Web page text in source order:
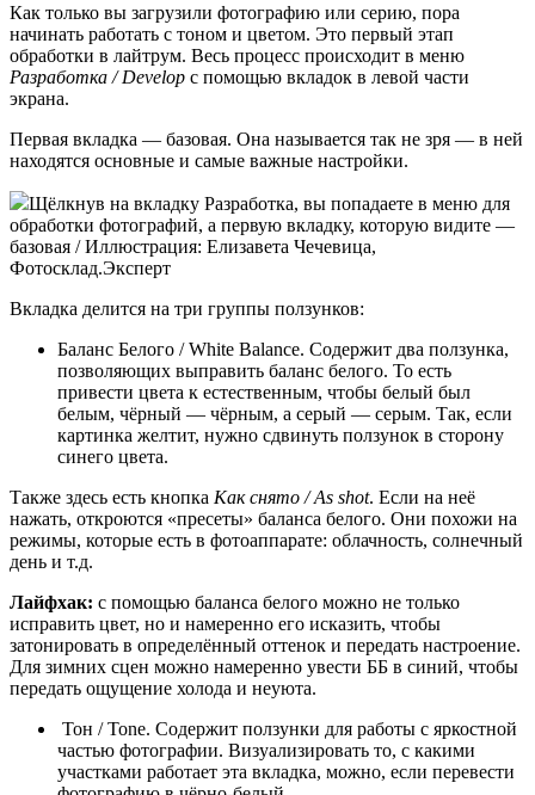
Как только вы загрузили фотографию или серию, пора
начинать работать с тоном и цветом. Это первый этап
обработки в лайтрум. Весь процесс происходит в меню
Разработка / Develop с помощью вкладок в левой части
экрана.
Первая вкладка — базовая. Она называется так не зря — в ней
находятся основные и самые важные настройки.
Щёлкнув на вкладку Разработка, вы попадаете в меню для
обработки фотографий, а первую вкладку, которую видите —
базовая / Иллюстрация: Елизавета Чечевица,
Фотосклад.Эксперт
Вкладка делится на три группы ползунков:
Баланс Белого / White Balance. Содержит два ползунка,
позволяющих выправить баланс белого. То есть
привести цвета к естественным, чтобы белый был
белым, чёрный — чёрным, а серый — серым. Так, если
картинка желтит, нужно сдвинуть ползунок в сторону
синего цвета.
Также здесь есть кнопка Как снято / As shot. Если на неё
нажать, откроются «пресеты» баланса белого. Они похожи на
режимы, которые есть в фотоаппарате: облачность, солнечный
день и т.д.
Лайфхак: с помощью баланса белого можно не только
исправить цвет, но и намеренно его исказить, чтобы
затонировать в определённый оттенок и передать настроение.
Для зимних сцен можно намеренно увести ББ в синий, чтобы
передать ощущение холода и неуюта.
Тон / Tone. Содержит ползунки для работы с яркостной
частью фотографии. Визуализировать то, с какими
участками работает эта вкладка, можно, если перевести